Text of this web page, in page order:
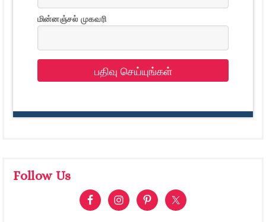
மின்னஞ்சல் முகவரி
பதிவு செய்யுங்கள்
Follow Us